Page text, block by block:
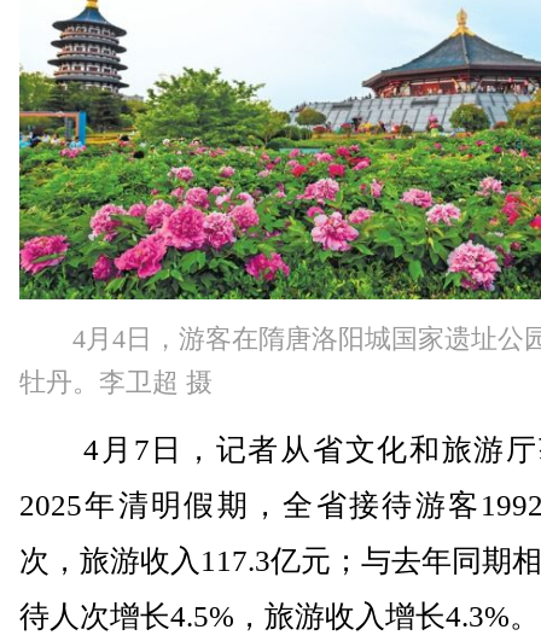
4月4日，游客在隋唐洛阳城国家遗址公
牡丹。李卫超 摄
4月7日，记者从省文化和旅游厅
2025年清明假期，全省接待游客
次，旅游收入117.3亿元；与去年同期
待人次增长4.5%，旅游收入增长4.3%。